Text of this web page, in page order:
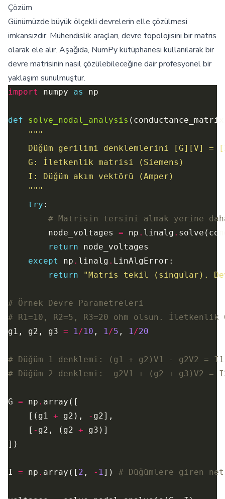
Çözüm
Günümüzde büyük ölçekli devrelerin elle çözülmesi
imkansızdır. Mühendislik araçları, devre topolojisini bir matris
olarak ele alır. Aşağıda, NumPy kütüphanesi kullanılarak bir
devre matrisinin nasıl çözülebileceğine dair profesyonel bir
yaklaşım sunulmuştur.
import numpy as
def
solve_nodal_analysis
    """
try
# Matrisin tersini almak yerine
        node_voltages
= np . linalg .
return
except
np . linalg .
return
"Matris tekil (singular).
# Örnek Devre Parametreleri
# R1=10, R2=5, R3=20 ohm olsun. İletkenlik
g1, g2, g3 = 1/10 , 1/5 , 1/20
# Düğüm 1 denklemi: (g1 + g2)V1 - g2V2 = I1
# Düğüm 2 denklemi: -g2V1 + (g2 + g3)V2 =
G = np .
    [(g1
+ g2), -
    [
- g2, (g2 +
I = np . array([ 2 , - 1]) # Düğümlere giren